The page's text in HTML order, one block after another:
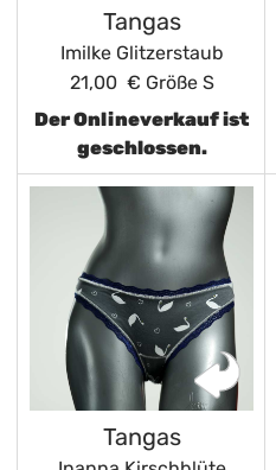
Tangas
Imilke Glitzerstaub
21,00 € Größe S
Der Onlineverkauf ist
geschlossen.
Tangas